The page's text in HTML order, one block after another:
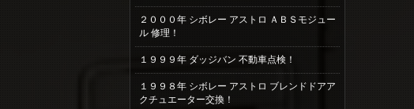
２０００年 シボレー アストロ ＡＢＳモジュー
ル 修理！
１９９９年 ダッジバン 不動車点検！
１９９８年 シボレー アストロ ブレンドドアア
クチュエーター交換！